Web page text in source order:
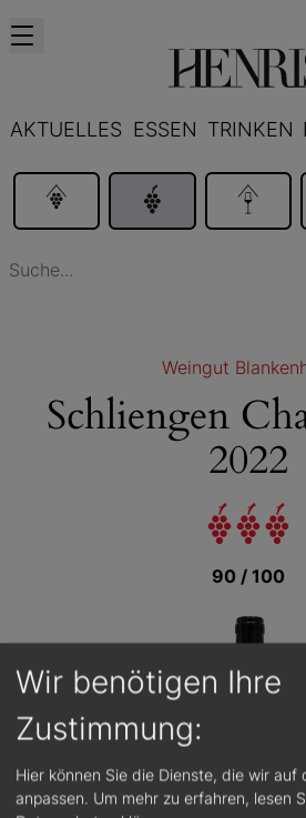
AKTUELLES ESSEN TRINKEN
Weingut
Schliengen
2022
90 / 100
Wir benötigen Ihre
Zustimmung:
Hier können Sie die Dienste, die wir auf
anpassen. Um mehr zu erfahren, lesen